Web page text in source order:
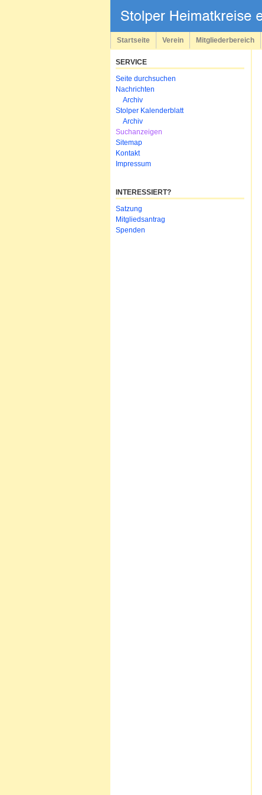
überspringen
Startseite Verein Mitgliederbereich
SERVICE
Navigation
überspringen
Seite durchsuchen
Nachrichten
Archiv
Stolper Kalenderblatt
Archiv
Suchanzeigen
Sitemap
Kontakt
Impressum
INTERESSIERT?
Navigation
überspringen
Satzung
Mitgliedsantrag
Spenden